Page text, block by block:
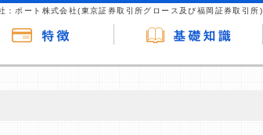
：ポート株式会社(東京証券取引所グロース及び福岡証券取引所)